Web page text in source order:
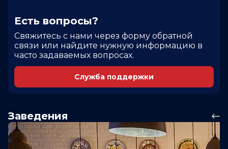
Есть вопросы?
Cвяжитесь с нами через форму обратной
связи или найдите нужную информацию в
часто задаваемых вопросах.
Служба поддержки
Заведения